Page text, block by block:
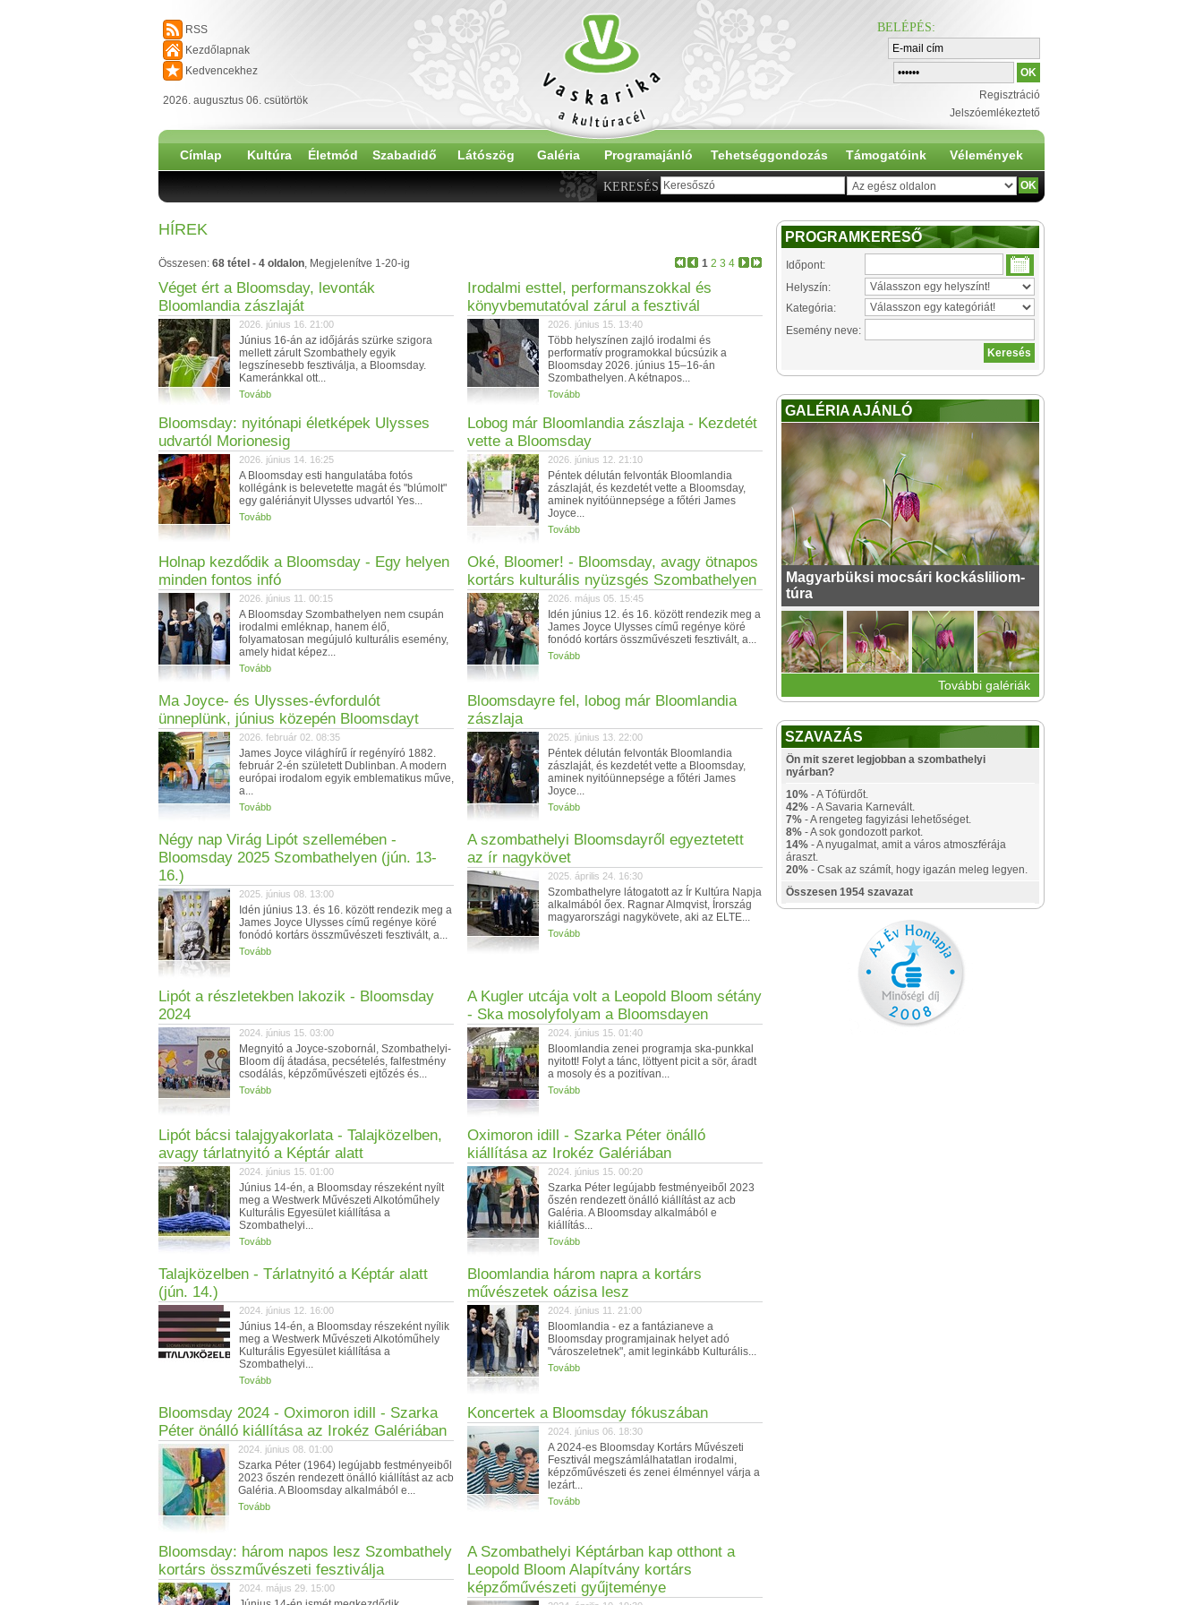
RSS
Kezdőlapnak
Kedvencekhez
2026. augusztus 06. csütörtök
BELÉPÉS:
Regisztráció
Jelszóemlékeztető
Címlap Kultúra Életmód Szabadidő Látószög Galéria Programajánló Tehetséggondozás Támogatóink Vélemények
KERESÉS
HÍREK
1 2 3 4
Összesen: 68 tétel - 4 oldalon, Megjelenítve 1-20-ig
Véget ért a Bloomsday, levonták
Bloomlandia zászlaját
2026. június 16. 21:00
Június 16-án az időjárás szürke szigora
mellett zárult Szombathely egyik
legszínesebb fesztiválja, a Bloomsday.
Kameránkkal ott...
Tovább
Irodalmi esttel, performanszokkal és
könyvbemutatóval zárul a fesztivál
2026. június 15. 13:40
Több helyszínen zajló irodalmi és
performatív programokkal búcsúzik a
Bloomsday 2026. június 15–16-án
Szombathelyen. A kétnapos...
Tovább
Bloomsday: nyitónapi életképek Ulysses
udvartól Morionesig
2026. június 14. 16:25
A Bloomsday esti hangulatába fotós
kollégánk is belevetette magát és "blúmolt"
egy galériányit Ulysses udvartól Yes...
Tovább
Lobog már Bloomlandia zászlaja - Kezdetét
vette a Bloomsday
2026. június 12. 21:10
Péntek délután felvonták Bloomlandia
zászlaját, és kezdetét vette a Bloomsday,
aminek nyitóünnepsége a főtéri James
Joyce...
Tovább
Holnap kezdődik a Bloomsday - Egy helyen
minden fontos infó
2026. június 11. 00:15
A Bloomsday Szombathelyen nem csupán
irodalmi emléknap, hanem élő,
folyamatosan megújuló kulturális esemény,
amely hidat képez...
Tovább
Oké, Bloomer! - Bloomsday, avagy ötnapos
kortárs kulturális nyüzsgés Szombathelyen
2026. május 05. 15:45
Idén június 12. és 16. között rendezik meg a
James Joyce Ulysses című regénye köré
fonódó kortárs összművészeti fesztivált, a...
Tovább
Ma Joyce- és Ulysses-évfordulót
ünneplünk, június közepén Bloomsdayt
2026. február 02. 08:35
James Joyce világhírű ír regényíró 1882.
február 2-én született Dublinban. A modern
európai irodalom egyik emblematikus műve,
a...
Tovább
Bloomsdayre fel, lobog már Bloomlandia
zászlaja
2025. június 13. 22:00
Péntek délután felvonták Bloomlandia
zászlaját, és kezdetét vette a Bloomsday,
aminek nyitóünnepsége a főtéri James
Joyce...
Tovább
Négy nap Virág Lipót szellemében -
Bloomsday 2025 Szombathelyen (jún. 13-
16.)
2025. június 08. 13:00
Idén június 13. és 16. között rendezik meg a
James Joyce Ulysses című regénye köré
fonódó kortárs összművészeti fesztivált, a...
Tovább
A szombathelyi Bloomsdayről egyeztetett
az ír nagykövet
2025. április 24. 16:30
Szombathelyre látogatott az Ír Kultúra Napja
alkalmából őex. Ragnar Almqvist, Írország
magyarországi nagykövete, aki az ELTE...
Tovább
Lipót a részletekben lakozik - Bloomsday
2024
2024. június 15. 03:00
Megnyitó a Joyce-szobornál, Szombathelyi-
Bloom díj átadása, pecsételés, falfestmény
csodálás, képzőművészeti ejtőzés és...
Tovább
A Kugler utcája volt a Leopold Bloom sétány
- Ska mosolyfolyam a Bloomsdayen
2024. június 15. 01:40
Bloomlandia zenei programja ska-punkkal
nyitott! Folyt a tánc, löttyent picit a sör, áradt
a mosoly és a pozitívan...
Tovább
Lipót bácsi talajgyakorlata - Talajközelben,
avagy tárlatnyitó a Képtár alatt
2024. június 15. 01:00
Június 14-én, a Bloomsday részeként nyílt
meg a Westwerk Művészeti Alkotóműhely
Kulturális Egyesület kiállítása a
Szombathelyi...
Tovább
Oximoron idill - Szarka Péter önálló
kiállítása az Irokéz Galériában
2024. június 15. 00:20
Szarka Péter legújabb festményeiből 2023
őszén rendezett önálló kiállítást az acb
Galéria. A Bloomsday alkalmából e
kiállítás...
Tovább
Talajközelben - Tárlatnyitó a Képtár alatt
(jún. 14.)
2024. június 12. 16:00
Június 14-én, a Bloomsday részeként nyílik
meg a Westwerk Művészeti Alkotóműhely
Kulturális Egyesület kiállítása a
Szombathelyi...
Tovább
Bloomlandia három napra a kortárs
művészetek oázisa lesz
2024. június 11. 21:00
Bloomlandia - ez a fantázianeve a
Bloomsday programjainak helyet adó
"városzeletnek", amit leginkább Kulturális...
Tovább
Bloomsday 2024 - Oximoron idill - Szarka
Péter önálló kiállítása az Irokéz Galériában
2024. június 08. 01:00
Szarka Péter (1964) legújabb festményeiből
2023 őszén rendezett önálló kiállítást az acb
Galéria. A Bloomsday alkalmából e...
Tovább
Koncertek a Bloomsday fókuszában
2024. június 06. 18:30
A 2024-es Bloomsday Kortárs Művészeti
Fesztivál megszámlálhatatlan irodalmi,
képzőművészeti és zenei élménnyel várja a
lezárt...
Tovább
Bloomsday: három napos lesz Szombathely
kortárs összművészeti fesztiválja
2024. május 29. 15:00
A Szombathelyi Képtárban kap otthont a
Leopold Bloom Alapítvány kortárs
képzőművészeti gyűjteménye
PROGRAMKERESŐ
Időpont:
Helyszín:
Kategória:
Esemény neve:
GALÉRIA AJÁNLÓ
Magyarbüksi mocsári kockásliliom-
túra
További galériák
SZAVAZÁS
Ön mit szeret legjobban a szombathelyi
nyárban?
10% - A Tófürdőt.
42% - A Savaria Karnevált.
7% - A rengeteg fagyizási lehetőséget.
8% - A sok gondozott parkot.
14% - A nyugalmat, amit a város atmoszférája
áraszt.
20% - Csak az számít, hogy igazán meleg legyen.
Összesen 1954 szavazat